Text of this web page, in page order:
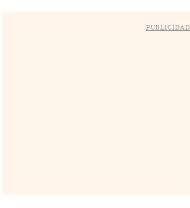
PUBLICIDAD